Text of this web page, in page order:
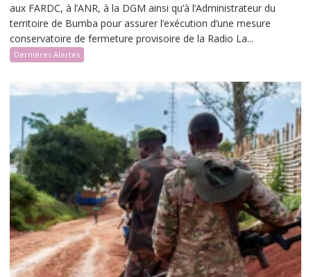
aux FARDC, à l’ANR, à la DGM ainsi qu’à l’Administrateur du
territoire de Bumba pour assurer l’exécution d’une mesure
conservatoire de fermeture provisoire de la Radio La...
Dernières Alertes